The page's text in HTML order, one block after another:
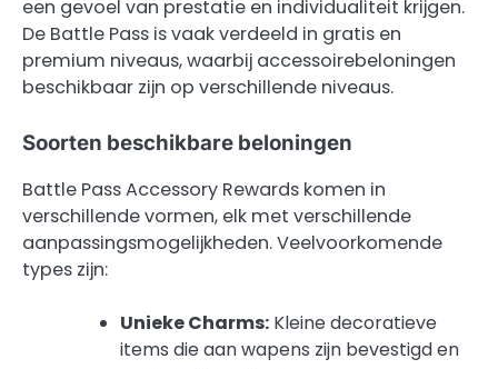
een gevoel van prestatie en individualiteit krijgen.
De Battle Pass is vaak verdeeld in gratis en
premium niveaus, waarbij accessoirebeloningen
beschikbaar zijn op verschillende niveaus.
Soorten beschikbare beloningen
Battle Pass Accessory Rewards komen in
verschillende vormen, elk met verschillende
aanpassingsmogelijkheden. Veelvoorkomende
types zijn:
Unieke Charms: Kleine decoratieve
items die aan wapens zijn bevestigd en